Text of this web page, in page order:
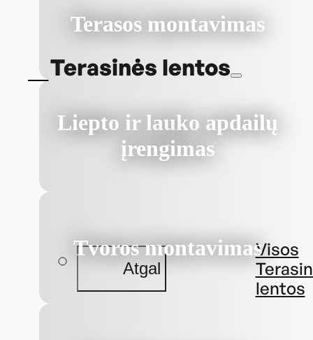
Terasos montavimas
Liepto ir lauko apdailų
įrengimas
Tvoros montavimas
Terasinės lentos
Atgal
Visos
lentos